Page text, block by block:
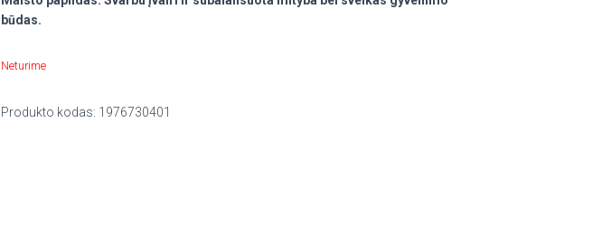
būdas.
Neturime
Produkto kodas: 1976730401